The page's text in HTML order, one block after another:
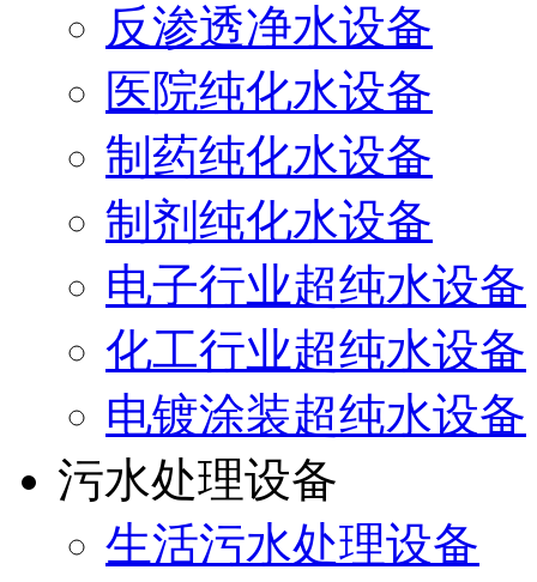
反渗透净水设备
医院纯化水设备
制药纯化水设备
制剂纯化水设备
电子行业超纯水设备
化工行业超纯水设备
电镀涂装超纯水设备
污水处理设备
生活污水处理设备